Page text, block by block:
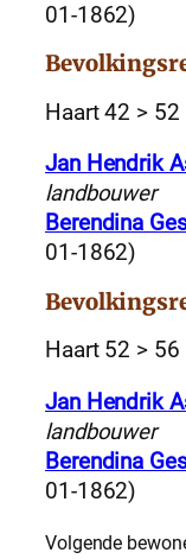
01-1862)
Haart 42 > 52
Jan Hendrik
landbouwer
Berendina
01-1862)
Haart 52 > 56
Jan Hendrik
landbouwer
Berendina
01-1862)
Volgende